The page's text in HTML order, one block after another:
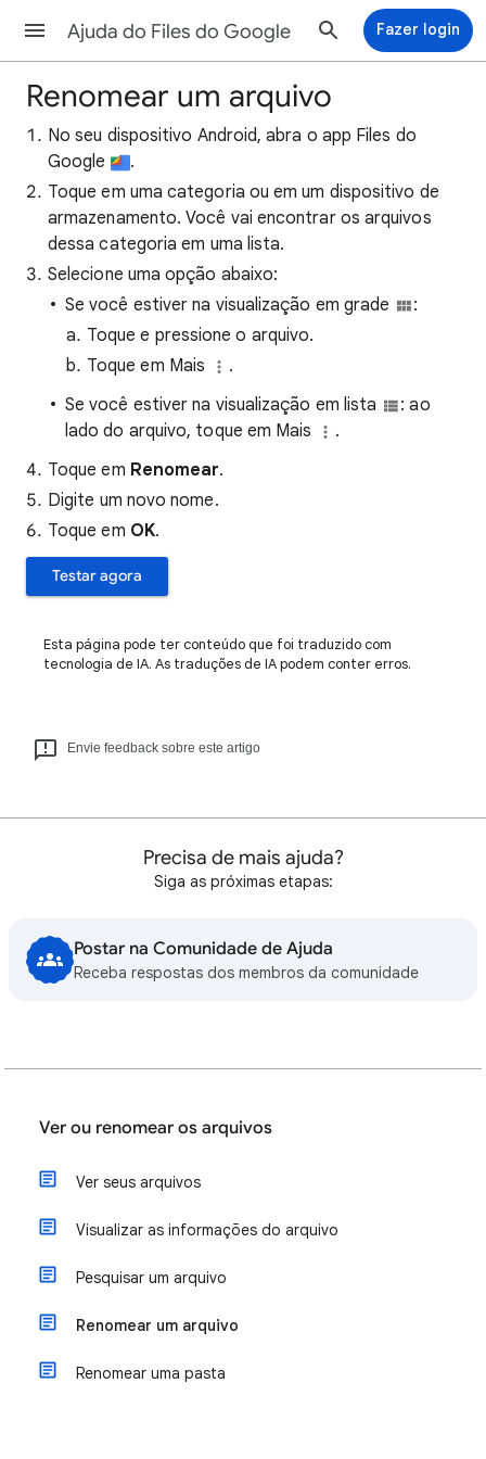
Ajuda do Files do Google Fazer login
Renomear um arquivo
No seu dispositivo Android, abra o app Files do
Google
.
Toque em uma categoria ou em um dispositivo de
armazenamento. Você vai encontrar os arquivos
dessa categoria em uma lista.
Selecione uma opção abaixo:
Se você estiver na visualização em grade
:
Toque e pressione o arquivo.
Toque em Mais
.
Se você estiver na visualização em lista
: ao
lado do arquivo, toque em Mais
.
Toque em Renomear.
Digite um novo nome.
Toque em OK.
Testar agora
Esta página pode ter conteúdo que foi traduzido com
tecnologia de IA. As traduções de IA podem conter erros.
Envie feedback sobre este artigo
Precisa de mais ajuda?
Siga as próximas etapas:
Postar na Comunidade de Ajuda
Receba respostas dos membros da comunidade
Ver ou renomear os arquivos
Ver seus arquivos
Visualizar as informações do arquivo
Pesquisar um arquivo
Renomear um arquivo
Renomear uma pasta